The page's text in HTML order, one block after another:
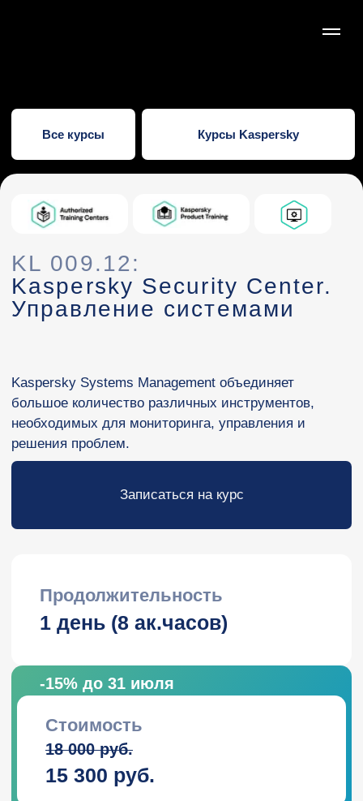
Kaspersky Security Center.
Управление системами
Kaspersky Systems Management объединяет
большое количество различных инструментов,
необходимых для мониторинга, управления и
решения проблем.
Продолжительность
1 день (8 ак.часов)
-15% до 31 июля
Даты проведения